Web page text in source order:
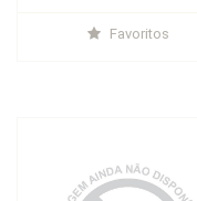
Favoritos